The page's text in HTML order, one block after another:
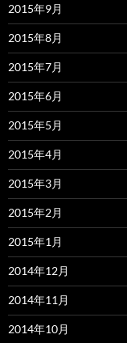
2015年9月
2015年8月
2015年7月
2015年6月
2015年5月
2015年4月
2015年3月
2015年2月
2015年1月
2014年12月
2014年11月
2014年10月